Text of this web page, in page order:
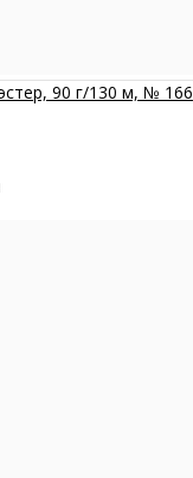
90 г/130 м, № 166